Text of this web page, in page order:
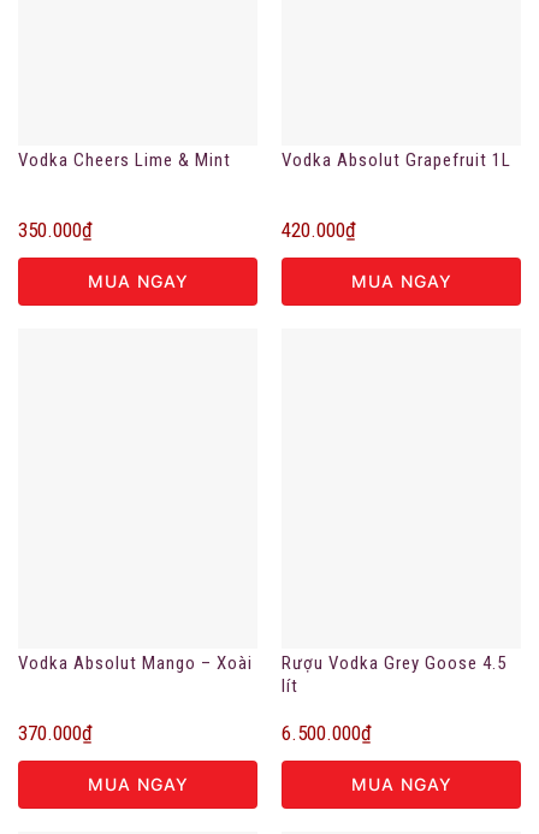
Vodka Cheers Lime & Mint
350.000₫
MUA NGAY
Vodka Absolut Grapefruit 1L
420.000₫
MUA NGAY
Vodka Absolut Mango – Xoài
370.000₫
MUA NGAY
Rượu Vodka Grey Goose 4.5
lít
6.500.000₫
MUA NGAY